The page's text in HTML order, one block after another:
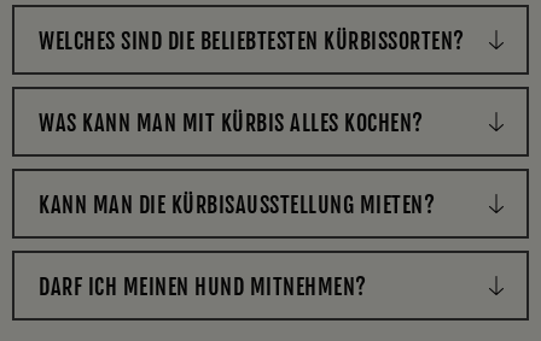
WELCHES SIND DIE BELIEBTESTEN KÜRBISSORTEN?
WAS KANN MAN MIT KÜRBIS ALLES KOCHEN?
KANN MAN DIE KÜRBISAUSSTELLUNG MIETEN?
DARF ICH MEINEN HUND MITNEHMEN?